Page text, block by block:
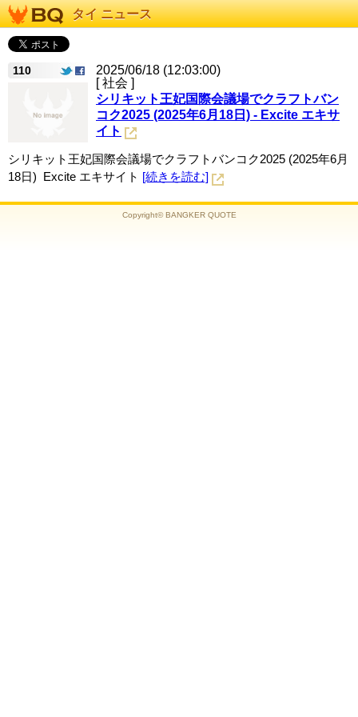
タイ ニュース
110
2025/06/18 (12:03:00)
[ 社会 ]
シリキット王妃国際会議場でクラフトバン
コク2025 (2025年6月18日) - Excite エキサ
イト
シリキット王妃国際会議場でクラフトバンコク2025 (2025年6月
18日) Excite エキサイト [続きを読む]
Copyright© BANGKER QUOTE